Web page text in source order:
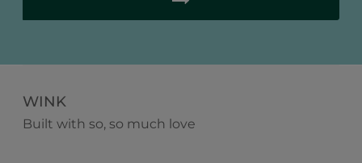
WINK
Built with so, so much love